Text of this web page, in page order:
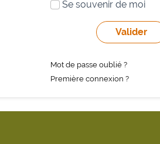
Se souvenir de moi
Mot de passe oublié ?
Première connexion ?